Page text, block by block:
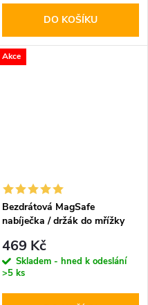
DO KOŠÍKU
Akce
Bezdrátová MagSafe
nabíječka / držák do mřížky
Ultrafast
469 Kč
Skladem - hned k odeslání
>5 ks